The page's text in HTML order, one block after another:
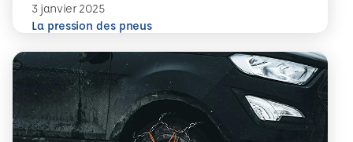
3 janvier 2025
La pression des pneus
En savoir plus